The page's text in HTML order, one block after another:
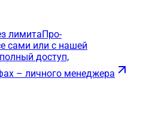
лимитаПро-
сами или с нашей
доступ,
– личного менеджера